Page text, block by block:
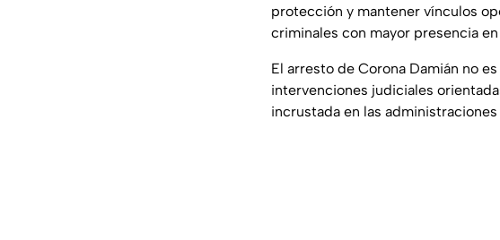
protección y mantener vínculos
criminales con mayor presencia
El arresto de Corona Damián no
intervenciones judiciales
incrustada en las administraciones